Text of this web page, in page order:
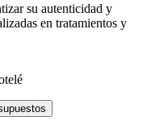
su autenticidad y
en tratamientos y